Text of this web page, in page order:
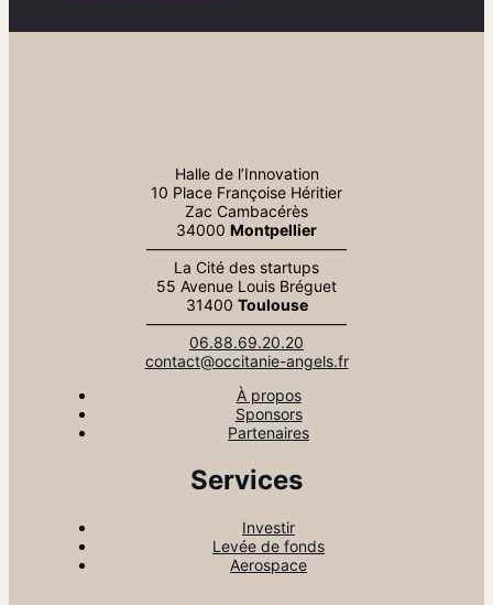
Halle de l’Innovation
10 Place Françoise Héritier
Zac Cambacérès
34000 Montpellier
—————————————
La Cité des startups
55 Avenue Louis Bréguet
31400 Toulouse
—————————————
06.88.69.20.20
contact@occitanie-angels.fr
À propos
Sponsors
Partenaires
Services
Investir
Levée de fonds
Aerospace